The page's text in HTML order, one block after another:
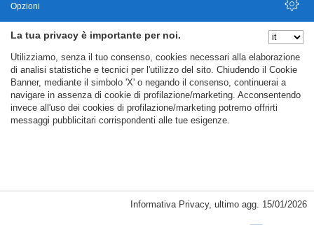
PRIVACY
Note Legali
Policy
Cookie Policy
La tua privacy è importante per noi.
Utilizziamo, senza il tuo consenso, cookies necessari alla elaborazione
di analisi statistiche e tecnici per l'utilizzo del sito. Chiudendo il Cookie
Banner, mediante il simbolo 'X' o negando il consenso, continuerai a
navigare in assenza di cookie di profilazione/marketing. Acconsentendo
invece all'uso dei cookies di profilazione/marketing potremo offrirti
messaggi pubblicitari corrispondenti alle tue esigenze.
Opzioni
Nascondi Opzioni
Informativa Privacy, ultimo agg. 15/01/2026